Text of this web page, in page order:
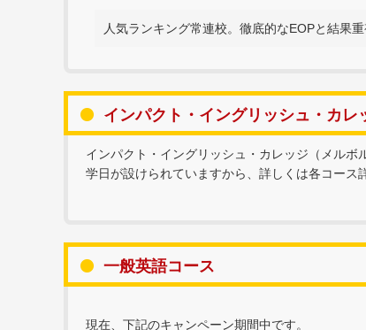
人気ランキング常連校。徹底的なEOPと結果
インパクト・イングリッシュ・カ
インパクト・イングリッシュ・カレッジ（メル
学日が設けられていますから、詳しくは各コース
一般英語コース
現在、下記のキャンペーン期間中です。